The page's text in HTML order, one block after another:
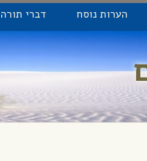
הערות נוסח דברי תורה